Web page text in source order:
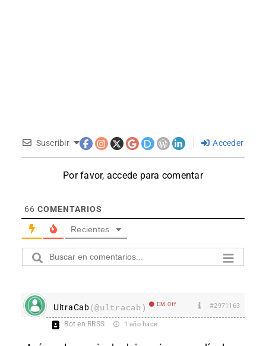
Suscribir Acceder
Por favor, accede para comentar
66 COMENTARIOS
Recientes
UltraCab(@ultracab) EM Off #2971163
Bot en RRSS 1 año hace